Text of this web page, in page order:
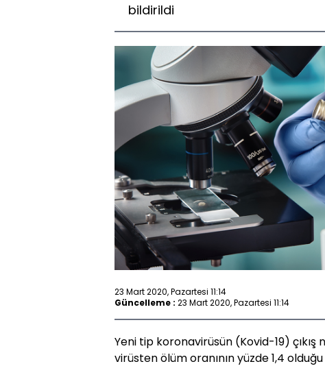
bildirildi
23 Mart 2020, Pazartesi 11:14
Güncelleme : 23 Mart 2020, Pazartesi 11:14
Yeni tip koronavirüsün (Kovid-19)
virüsten ölüm oranının yüzde 1,4